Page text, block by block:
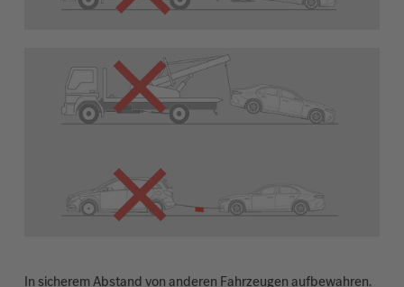
In sicherem Abstand von anderen Fahrzeugen aufbewahren.